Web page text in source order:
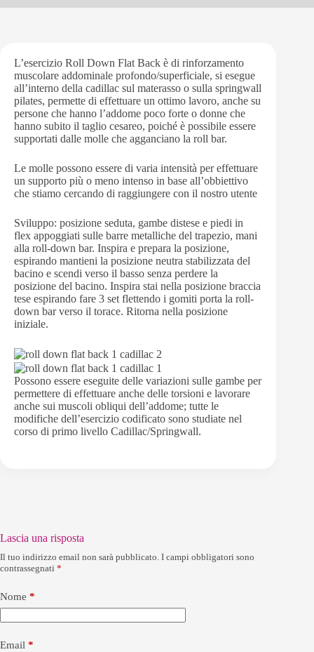
L’esercizio Roll Down Flat Back è di rinforzamento
muscolare addominale profondo/superficiale, si esegue
all’interno della cadillac sul materasso o sulla springwall
pilates, permette di effettuare un ottimo lavoro, anche su
persone che hanno l’addome poco forte o donne che
hanno subito il taglio cesareo, poiché è possibile essere
supportati dalle molle che agganciano la roll bar.
Le molle possono essere di varia intensità per effettuare
un supporto più o meno intenso in base all’obbiettivo
che stiamo cercando di raggiungere con il nostro utente
Sviluppo: posizione seduta, gambe distese e piedi in
flex appoggiati sulle barre metalliche del trapezio, mani
alla roll-down bar. Inspira e prepara la posizione,
espirando mantieni la posizione neutra stabilizzata del
bacino e scendi verso il basso senza perdere la
posizione del bacino. Inspira stai nella posizione braccia
tese espirando fare 3 set flettendo i gomiti porta la roll-
down bar verso il torace. Ritorna nella posizione
iniziale.
Possono essere eseguite delle variazioni sulle gambe per
permettere di effettuare anche delle torsioni e lavorare
anche sui muscoli obliqui dell’addome; tutte le
modifiche dell’esercizio codificato sono studiate nel
corso di primo livello Cadillac/Springwall.
Lascia una risposta
Il tuo indirizzo email non sarà pubblicato. I campi obbligatori sono
contrassegnati *
Nome *
Email *